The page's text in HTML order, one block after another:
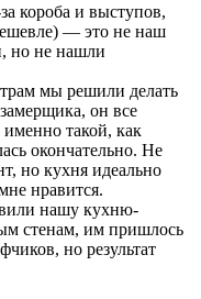
короба и выступов,
— это не наш
но не нашли
мы решили делать
он все
такой, как
окончательно. Не
но кухня идеально
нравится.
нашу кухню-
стенам, им пришлось
но результат